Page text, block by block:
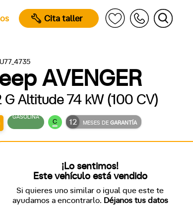
Cita taller
AVENGER
G Altitude 74 kW (100 CV)
GASOLINA
C 12 MESES DEGARANTÍA
¡Lo sentimos!
Este vehículo está vendido
Si quieres uno similar o igual que este te
ayudamos a encontrarlo. Déjanos tus datos